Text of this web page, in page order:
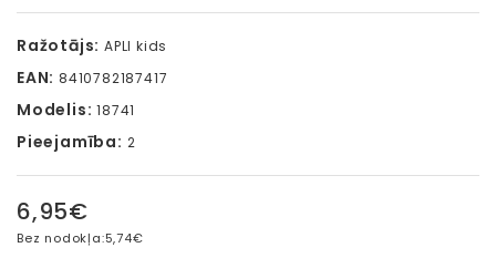
Ražotājs: APLI kids
EAN: 8410782187417
Modelis: 18741
Pieejamība: 2
6,95€
Bez nodokļa:5,74€